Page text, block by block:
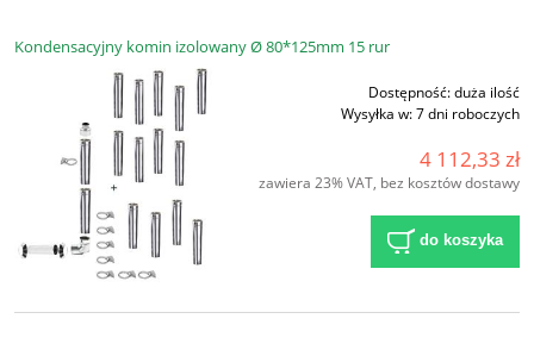
Kondensacyjny komin izolowany Ø 80*125mm 15 rur
Dostępność:duża ilość
Wysyłka w:7 dni roboczych
4 112,33 zł
zawiera 23% VAT, bez kosztów dostawy
do koszyka